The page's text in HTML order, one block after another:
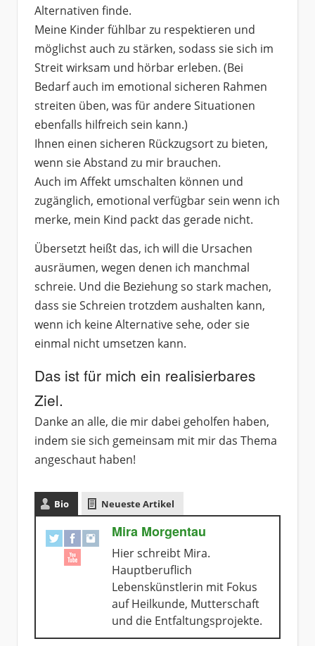
Alternativen finde.
Meine Kinder fühlbar zu respektieren und
möglichst auch zu stärken, sodass sie sich im
Streit wirksam und hörbar erleben. (Bei
Bedarf auch im emotional sicheren Rahmen
streiten üben, was für andere Situationen
ebenfalls hilfreich sein kann.)
Ihnen einen sicheren Rückzugsort zu bieten,
wenn sie Abstand zu mir brauchen.
Auch im Affekt umschalten können und
zugänglich, emotional verfügbar sein wenn ich
merke, mein Kind packt das gerade nicht.
Übersetzt heißt das, ich will die Ursachen
ausräumen, wegen denen ich manchmal
schreie. Und die Beziehung so stark machen,
dass sie Schreien trotzdem aushalten kann,
wenn ich keine Alternative sehe, oder sie
einmal nicht umsetzen kann.
Das ist für mich ein realisierbares
Ziel.
Danke an alle, die mir dabei geholfen haben,
indem sie sich gemeinsam mit mir das Thema
angeschaut haben!
Bio Neueste Artikel
Mira Morgentau
Hier schreibt Mira.
Hauptberuflich
Lebenskünstlerin mit Fokus
auf Heilkunde, Mutterschaft
und die Entfaltungsprojekte.